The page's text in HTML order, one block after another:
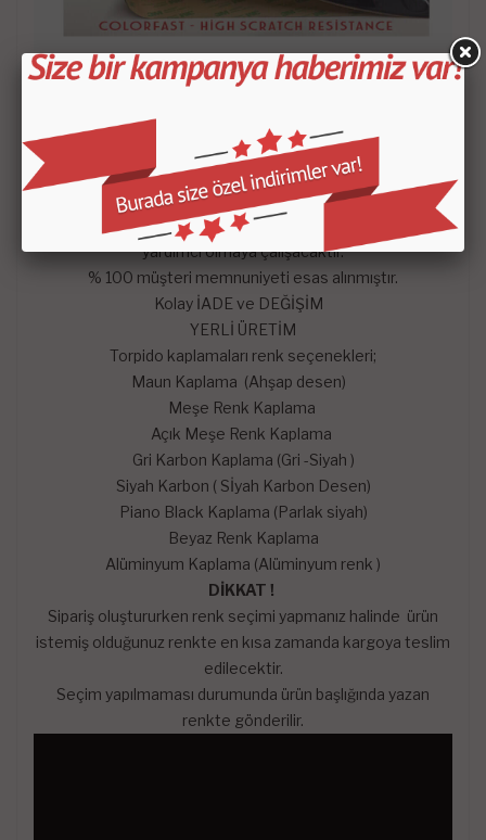
- Satın aldığınız setin içeriği KROKİDE belirtilen
Mars Cockpit Design
Hangi satış pazarında olursa olsun çekinmeden dilediğiniz
sorularını mağazaya soru sor kısmından sorularınızı
sorabilirsiniz. En kısa zaman da konusunda uzman
arkadaşlarımız tarafından memnuniyetle yanıtlayıp sizlere
yardımcı olmaya çalışacaktır.
% 100 müşteri memnuniyeti esas alınmıştır.
Kolay İADE ve DEĞİŞİM
YERLİ ÜRETİM
Torpido kaplamaları renk seçenekleri;
Maun Kaplama (Ahşap desen)
Meşe Renk Kaplama
Açık Meşe Renk Kaplama
Gri Karbon Kaplama (Gri -Siyah )
Siyah Karbon ( Sİyah Karbon Desen)
Piano Black Kaplama (Parlak siyah)
Beyaz Renk Kaplama
Alüminyum Kaplama (Alüminyum renk )
DİKKAT !
Sipariş oluştururken renk seçimi yapmanız halinde ürün
istemiş olduğunuz renkte en kısa zamanda kargoya teslim
edilecektir.
Seçim yapılmaması durumunda ürün başlığında yazan
renkte gönderilir.